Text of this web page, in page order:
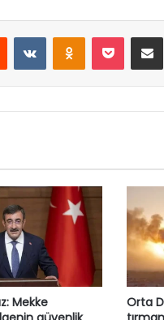
Reddit VKontakteOdnoklassniki
Pocket
Mekke
Orta